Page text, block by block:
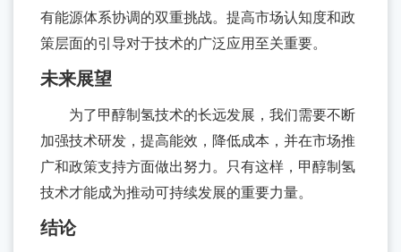
售
后
常
见
问
题
有能源体系协调的双重挑战。提高市场认知度和政
策层面的引导对于技术的广泛应用至关重要。
未来展望
为了甲醇制氢技术的长远发展，我们需要不断
加强技术研发，提高能效，降低成本，并在市场推
广和政策支持方面做出努力。只有这样，甲醇制氢
技术才能成为推动可持续发展的重要力量。
结论